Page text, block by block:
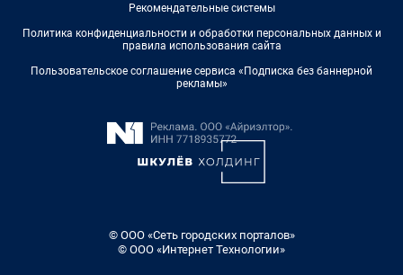
Рекомендательные системы
Политика конфиденциальности и обработки персональных данных и
правила использования сайта
Пользовательское соглашение сервиса «Подписка без баннерной
рекламы»
© ООО «Сеть городских порталов»
© ООО «Интернет Технологии»